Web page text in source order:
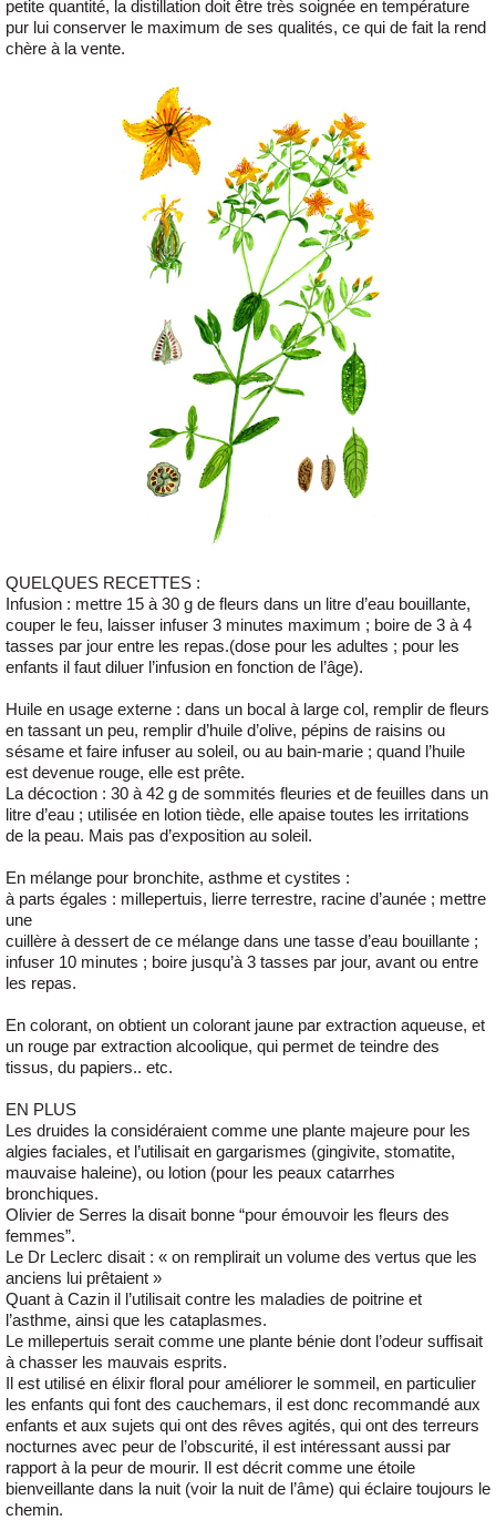
petite quantité, la distillation doit être très soignée en température
pur lui conserver le maximum de ses qualités, ce qui de fait la rend
chère à la vente.
QUELQUES RECETTES :
Infusion : mettre 15 à 30 g de fleurs dans un litre d’eau bouillante,
couper le feu, laisser infuser 3 minutes maximum ; boire de 3 à 4
tasses par jour entre les repas.(dose pour les adultes ; pour les
enfants il faut diluer l’infusion en fonction de l’âge).
Huile en usage externe : dans un bocal à large col, remplir de fleurs
en tassant un peu, remplir d’huile d’olive, pépins de raisins ou
sésame et faire infuser au soleil, ou au bain-marie ; quand l’huile
est devenue rouge, elle est prête.
La décoction : 30 à 42 g de sommités fleuries et de feuilles dans un
litre d’eau ; utilisée en lotion tiède, elle apaise toutes les irritations
de la peau. Mais pas d’exposition au soleil.
En mélange pour bronchite, asthme et cystites :
à parts égales : millepertuis, lierre terrestre, racine d’aunée ; mettre
une
cuillère à dessert de ce mélange dans une tasse d’eau bouillante ;
infuser 10 minutes ; boire jusqu’à 3 tasses par jour, avant ou entre
les repas.
En colorant, on obtient un colorant jaune par extraction aqueuse, et
un rouge par extraction alcoolique, qui permet de teindre des
tissus, du papiers.. etc.
EN PLUS
Les druides la considéraient comme une plante majeure pour les
algies faciales, et l’utilisait en gargarismes (gingivite, stomatite,
mauvaise haleine), ou lotion (pour les peaux catarrhes
bronchiques.
Olivier de Serres la disait bonne “pour émouvoir les fleurs des
femmes”.
Le Dr Leclerc disait : « on remplirait un volume des vertus que les
anciens lui prêtaient »
Quant à Cazin il l’utilisait contre les maladies de poitrine et
l’asthme, ainsi que les cataplasmes.
Le millepertuis serait comme une plante bénie dont l’odeur suffisait
à chasser les mauvais esprits.
Il est utilisé en élixir floral pour améliorer le sommeil, en particulier
les enfants qui font des cauchemars, il est donc recommandé aux
enfants et aux sujets qui ont des rêves agités, qui ont des terreurs
nocturnes avec peur de l’obscurité, il est intéressant aussi par
rapport à la peur de mourir. Il est décrit comme une étoile
bienveillante dans la nuit (voir la nuit de l’âme) qui éclaire toujours le
chemin.